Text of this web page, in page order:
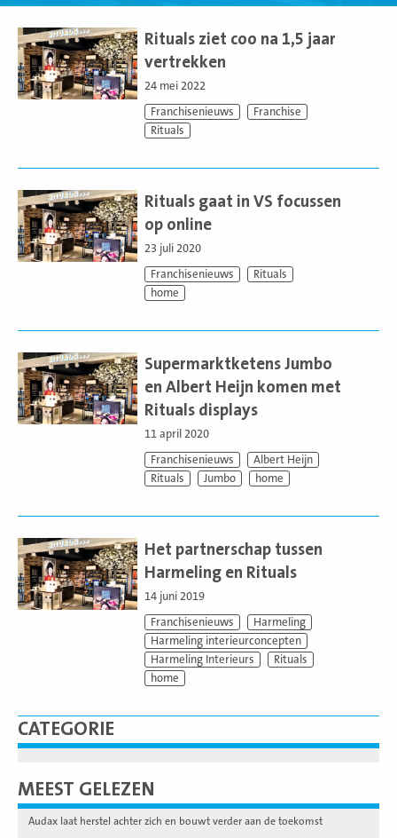
CATEGORIE
MEEST GELEZEN
Audax laat herstel achter zich en bouwt verder aan de toekomst
meer
Rituals ziet coo na 1,5 jaar
vertrekken
24 mei 2022
Franchisenieuws
Franchise
Rituals
meer
Rituals gaat in VS focussen
op online
23 juli 2020
Franchisenieuws
Rituals
home
meer
Supermarktketens Jumbo
en Albert Heijn komen met
Rituals displays
11 april 2020
Franchisenieuws
Albert Heijn
Rituals
Jumbo home
meer
Het partnerschap tussen
Harmeling en Rituals
14 juni 2019
Franchisenieuws
Harmeling
Harmeling interieurconcepten
Harmeling Interieurs
Rituals
home